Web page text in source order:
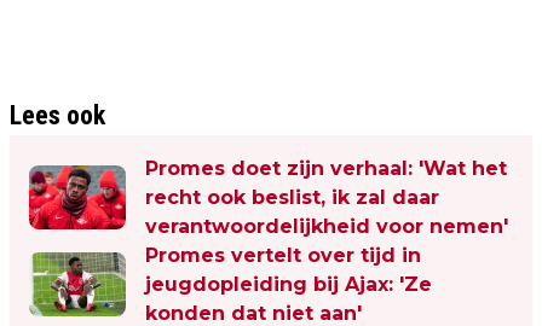
Lees ook
Promes doet zijn verhaal: 'Wat het
recht ook beslist, ik zal daar
verantwoordelijkheid voor nemen'
Promes vertelt over tijd in
jeugdopleiding bij Ajax: 'Ze
konden dat niet aan'